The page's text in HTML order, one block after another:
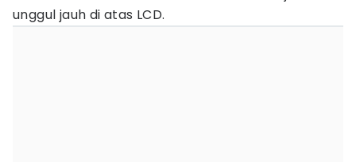
unggul jauh di atas LCD.